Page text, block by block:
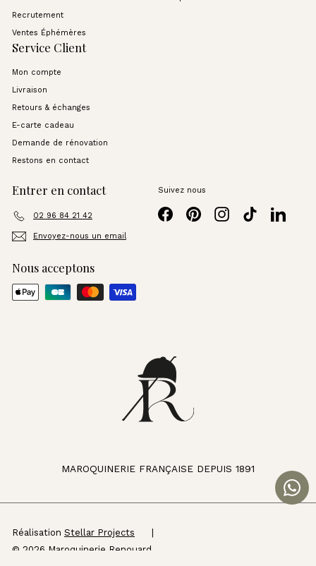
Recrutement
Ventes Éphémères
Service Client
Mon compte
Livraison
Retours & échanges
E-carte cadeau
Demande de rénovation
Restons en contact
Entrer en contact
02 96 84 21 42
Envoyez-nous un email
Suivez nous
FacebookPinterestInstagramTikTok
Nous acceptons
MAROQUINERIE FRANÇAISE DEPUIS 1891
Réalisation Stellar Projects
© 2026 Maroquinerie Renouard